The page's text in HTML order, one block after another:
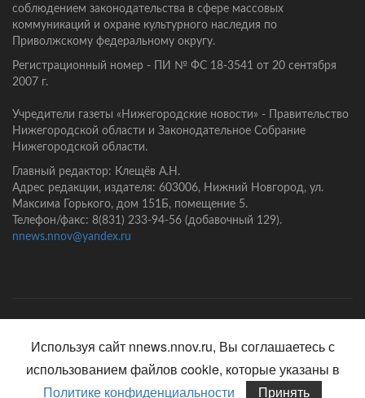
соблюдением законодательства в сфере массовых
коммуникаций и охране культурного наследия по
Приволжскому федеральному округу.
Регистрационный номер - ПИ № ФС 18-3541 от 20 сентября
2007 г.
Учредители газеты «Нижегородские новости» - Правительство
Нижегородской области и Законодательное Собрание
Нижегородской области.
Главный редактор: Клещёв А.Н.
Адрес редакции, издателя: 603006, Нижний Новгород, ул.
Максима Горького, дом 151Б, помещение 5.
Телефон/факс: 8(831) 233-94-56 (добавочный 129).
nnews.nnov@yandex.ru
Используя сайт nnews.nnov.ru, Вы соглашаетесь с
использованием файлов cookie, которые указаны в
Политике конфиденциальности
Принять